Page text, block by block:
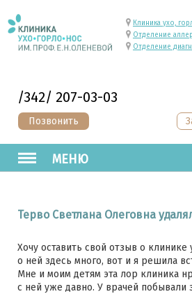
/342/ 207-03-03
Позвонить
Клиника ухо,
Отделение
Отделение
МЕНЮ
Терво Светлана Олеговна
Хочу оставить свой отзыв о
о ней здесь много, вот и я решила
Мне и моим детям эта лор клиника
с ней уже давно. У врачей побывали